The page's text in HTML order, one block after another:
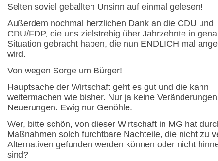
Selten soviel geballten Unsinn auf einmal gelesen!
Außerdem nochmal herzlichen Dank an die CDU und
CDU/FDP, die uns zielstrebig über Jahrzehnte in
Situation gebracht haben, die nun ENDLICH mal
wird.
Von wegen Sorge um Bürger!
Hauptsache der Wirtschaft geht es gut und die kann
weitermachen wie bisher. Nur ja keine
Neuerungen. Ewig nur Genöhle.
Wer, bitte schön, von dieser Wirtschaft in MG hat
Maßnahmen solch furchtbare Nachteile, die nicht zu
Alternativen gefunden werden können oder nicht
sind?